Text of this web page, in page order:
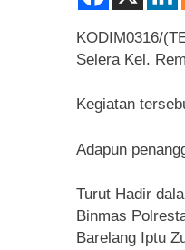
KODIM0316/
Selera Kel.
Kegiatan
Adapun
Turut Hadir
Binmas
Barelang Iptu